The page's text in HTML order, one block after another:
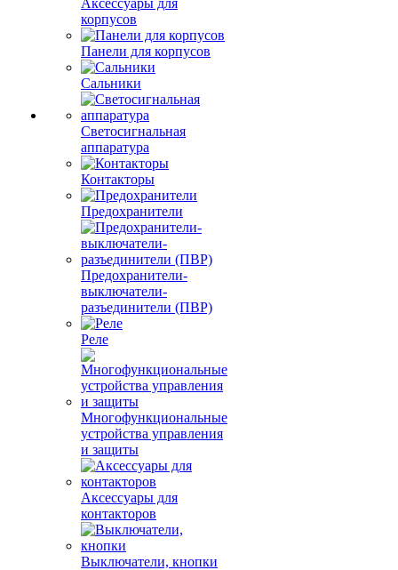
Аксессуары для
корпусов
Панели для корпусов
Сальники
Светосигнальная
аппаратура
Контакторы
Предохранители
Предохранители-
выключатели-
разъединители (ПВР)
Реле
Многофункциональные
устройства управления
и защиты
Аксессуары для
контакторов
Выключатели, кнопки